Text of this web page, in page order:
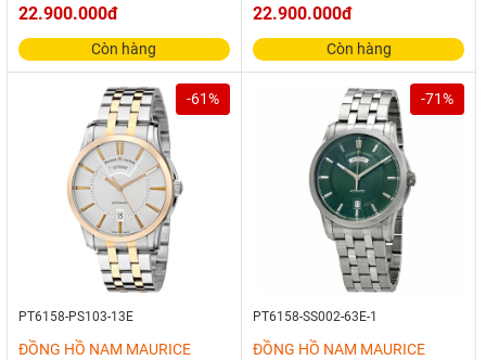
22.900.000đ
Còn hàng
22.900.000đ
Còn hàng
-61%
PT6158-PS103-13E
ĐỒNG HỒ NAM MAURICE
-71%
PT6158-SS002-63E-1
ĐỒNG HỒ NAM MAURICE